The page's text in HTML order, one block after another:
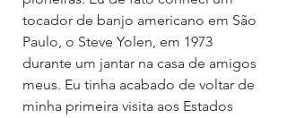
tocador de banjo americano em São
Paulo, o Steve Yolen, em 1973
durante um jantar na casa de amigos
meus. Eu tinha acabado de voltar de
minha primeira visita aos Estados